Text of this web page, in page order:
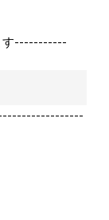
す-----------